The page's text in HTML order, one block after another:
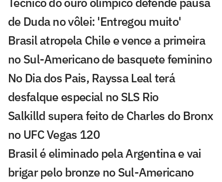
de Duda no vôlei: 'Entregou muito'
Brasil atropela Chile e vence a primeira
no Sul-Americano de basquete feminino
No Dia dos Pais, Rayssa Leal terá
desfalque especial no SLS Rio
Salkilld supera feito de Charles do Bronx
no UFC Vegas 120
Brasil é eliminado pela Argentina e vai
brigar pelo bronze no Sul-Americano